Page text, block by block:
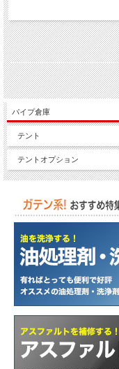
パイプ倉庫
テント
テントオプション